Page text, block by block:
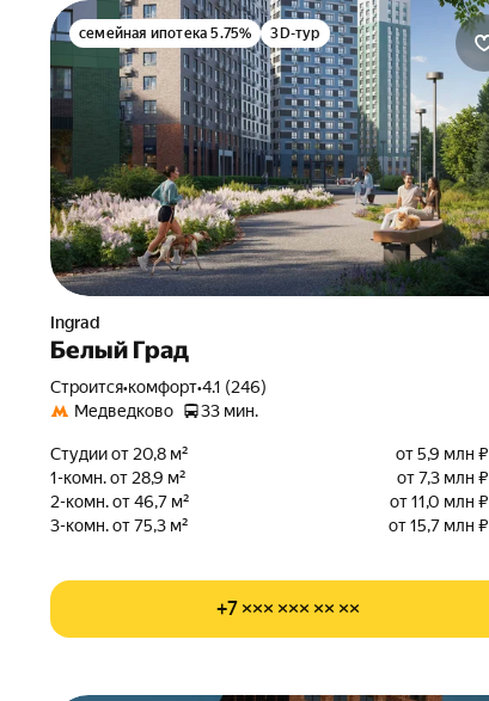
семейная ипотека 5.75% 3D-тур
Ingrad
Белый Град
Строится•комфорт•4.1 (246)
Медведково
33 мин.
Студии от 20,8 м²
от 5,9 млн ₽
1-комн. от 28,9 м²
от 7,3 млн ₽
2-комн. от 46,7 м²
от 11,0 млн ₽
3-комн. от 75,3 м²
от 15,7 млн ₽
+7 ××× ××× ×× ××